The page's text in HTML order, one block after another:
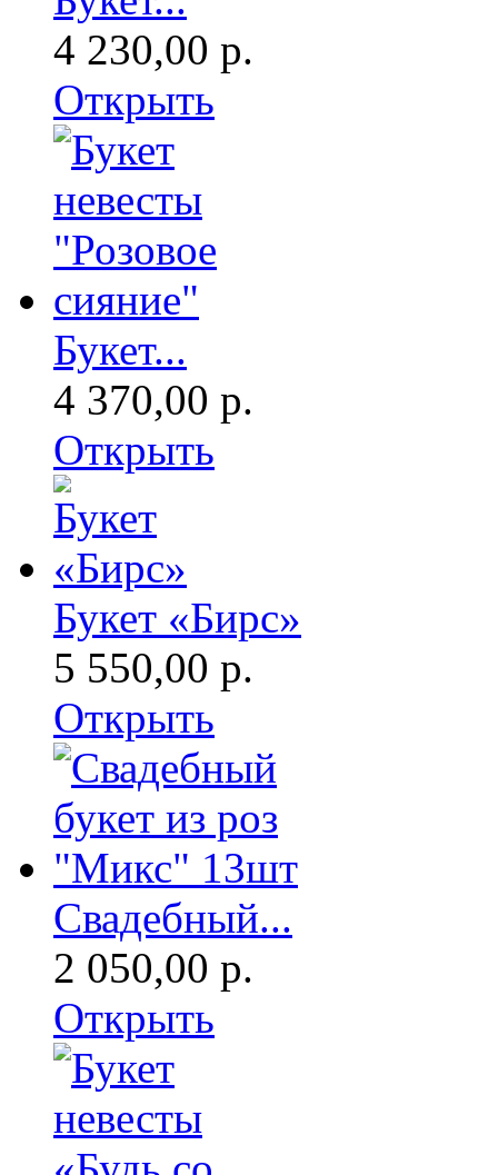
4 230,00 р.
Открыть
Букет...
4 370,00 р.
Открыть
Букет «Бирс»
5 550,00 р.
Открыть
Свадебный...
2 050,00 р.
Открыть